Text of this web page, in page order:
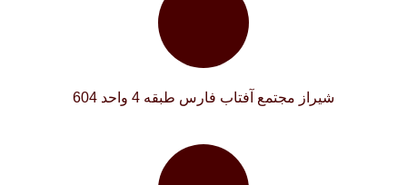
شیراز مجتمع آفتاب فارس طبقه 4 واحد 604